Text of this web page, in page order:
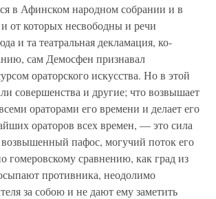
в Афинском народ­ном собрании и в
от которых несвободны и речи
и та театральная декламация, ко­
сам Демосфен признавал
ораторского искусства. Но в этой
совершенства и другие; что возвышает
ораторами его времени и делает его
ораторов всех времен, — это сила
возвышенный пафос, могучий поток его
гомеровскому сравнению, как град из
противника, неодолимо
за собою и не дают ему заметить